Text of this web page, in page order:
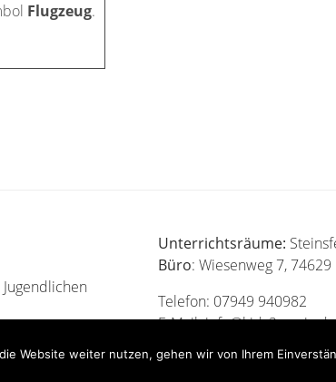
Flugzeug.
Unterrichtsräume:
Büro: Wiesenweg 7,
Telefon: 07949 940982
E-Mail: info@kids2music.de
Website weiter nutzen, gehen wir von Ihrem